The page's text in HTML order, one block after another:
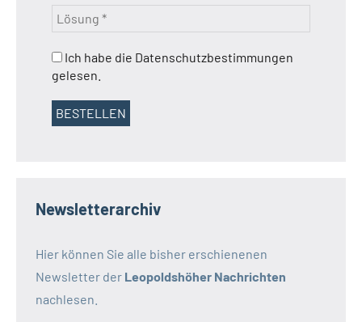
Ich habe die Datenschutzbestimmungen
gelesen.
Newsletterarchiv
Hier können Sie alle bisher erschienenen
Newsletter der Leopoldshöher Nachrichten
nachlesen.